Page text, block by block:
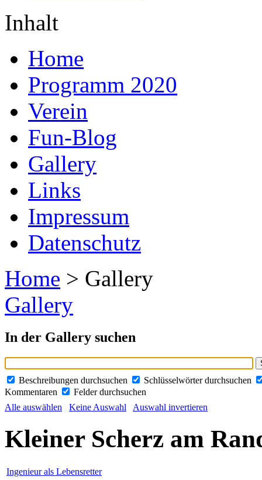
Inhalt
Home
Programm 2020
Verein
Fun-Blog
Gallery
Links
Impressum
Datenschutz
Home > Gallery
Gallery
In der Gallery suchen
Beschreibungen durchsuchen
Schlüsselwörter durchsuchen
Kommentaren
Felder durchsuchen
Alle auswählen
Keine Auswahl Auswahl invertieren
Kleiner Scherz am
Ingenieur als Lebensretter